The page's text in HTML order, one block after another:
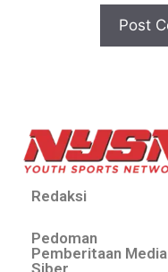
Redaksi
Pedoman
Pemberitaan Media
Siber